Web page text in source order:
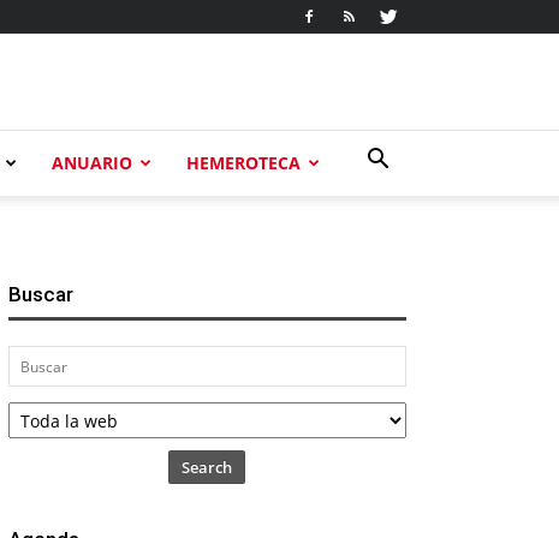
ANUARIO HEMEROTECA
Buscar
Search